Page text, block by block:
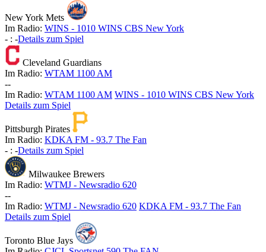
New York Mets
Im Radio: WINS - 1010 WINS CBS New York
- : -Details zum Spiel
Cleveland Guardians
Im Radio: WTAM 1100 AM
--
Im Radio: WTAM 1100 AM WINS - 1010 WINS CBS New York
Details zum Spiel
Pittsburgh Pirates
Im Radio: KDKA FM - 93.7 The Fan
- : -Details zum Spiel
Milwaukee Brewers
Im Radio: WTMJ - Newsradio 620
--
Im Radio: WTMJ - Newsradio 620 KDKA FM - 93.7 The Fan
Details zum Spiel
Toronto Blue Jays